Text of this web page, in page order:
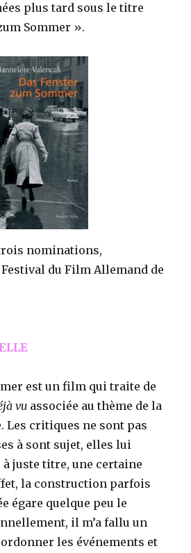
plus tard sous le titre
Sommer ».
nominations,
du Film Allemand de
est un film qui traite de
vu associée au thème de la
Les critiques ne sont pas
à sont sujet, elles lui
juste titre, une certaine
la construction parfois
égare quelque peu le
il m’a fallu un
les événements et